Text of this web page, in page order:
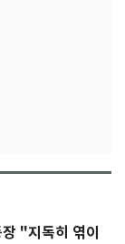
"지독히 엮이